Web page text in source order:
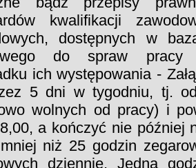
kwalifikacji
dostępnych w
do spraw
ich występowania -
5 dni w tygodniu, tj.
wolnych od pracy) i
a kończyć nie później
niż 25 godzin
dziennie. Jedna